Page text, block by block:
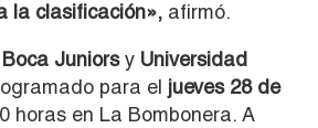
la clasificación», afirmó.
Boca Juniors y Universidad
para el jueves 28 de
horas en La Bombonera. A